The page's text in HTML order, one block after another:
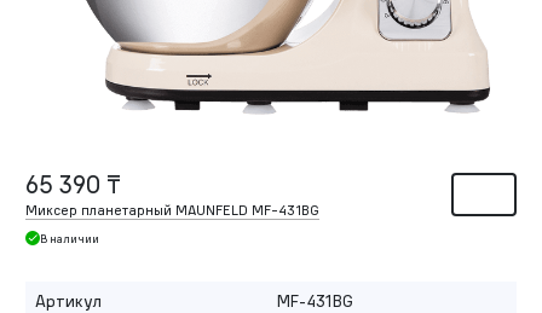
65 390 ₸
Миксер планетарный MAUNFELD MF-431BG
В наличии
Артикул
MF-431BG